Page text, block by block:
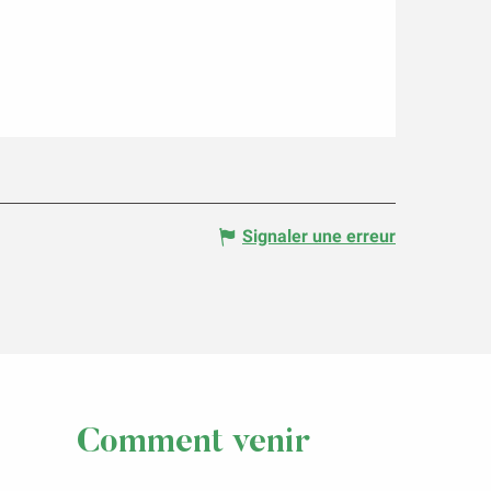
Signaler une erreur
Comment venir